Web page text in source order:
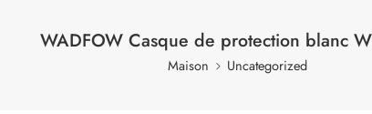
WADFOW Casque de protection blanc
Maison Uncategorized